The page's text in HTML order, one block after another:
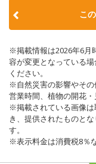
こ
※掲載情報は2026年6月
容が変更となっている
ください。
※自然災害の影響やそ
営業時間、植物の開花・
※掲載されている画像
き、提供されたものと
す。
※表示料金は消費税8％